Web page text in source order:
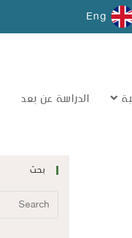
Eng
الدراسة عن بعد
بحث